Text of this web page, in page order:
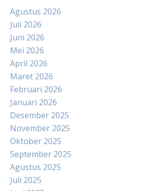
Agustus 2026
Juli 2026
Juni 2026
Mei 2026
April 2026
Maret 2026
Februari 2026
Januari 2026
Desember 2025
November 2025
Oktober 2025
September 2025
Agustus 2025
Juli 2025